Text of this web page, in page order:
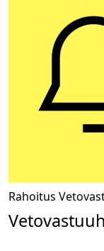
Rahoitus